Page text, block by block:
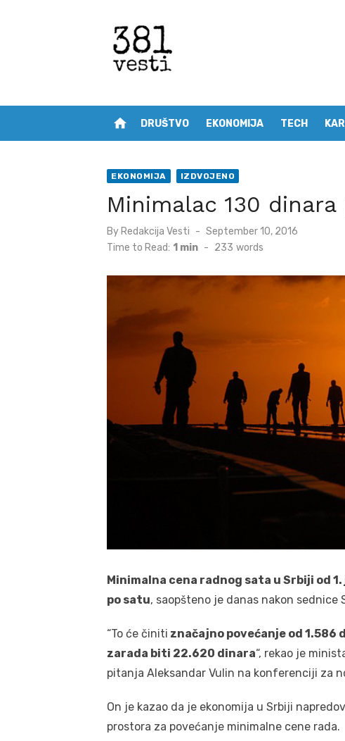
home DRUŠTVO EKONOMIJA TECH
EKONOMIJA IZDVOJENO
Minimalac 130 dinara
By Redakcija Vesti
Posted
on
September 10, 2016
Time to Read: 1 min - 233 words
Minimalna cena radnog sata u Srbiji od
po satu, saopšteno je danas nakon sednice
“To će činiti značajno povećanje od 1.586
zarada biti 22.620 dinara“, rekao je
pitanja Aleksandar Vulin na konferenciji za
On je kazao da je ekonomija u Srbiji
prostora za povećanje minimalne cene rada.